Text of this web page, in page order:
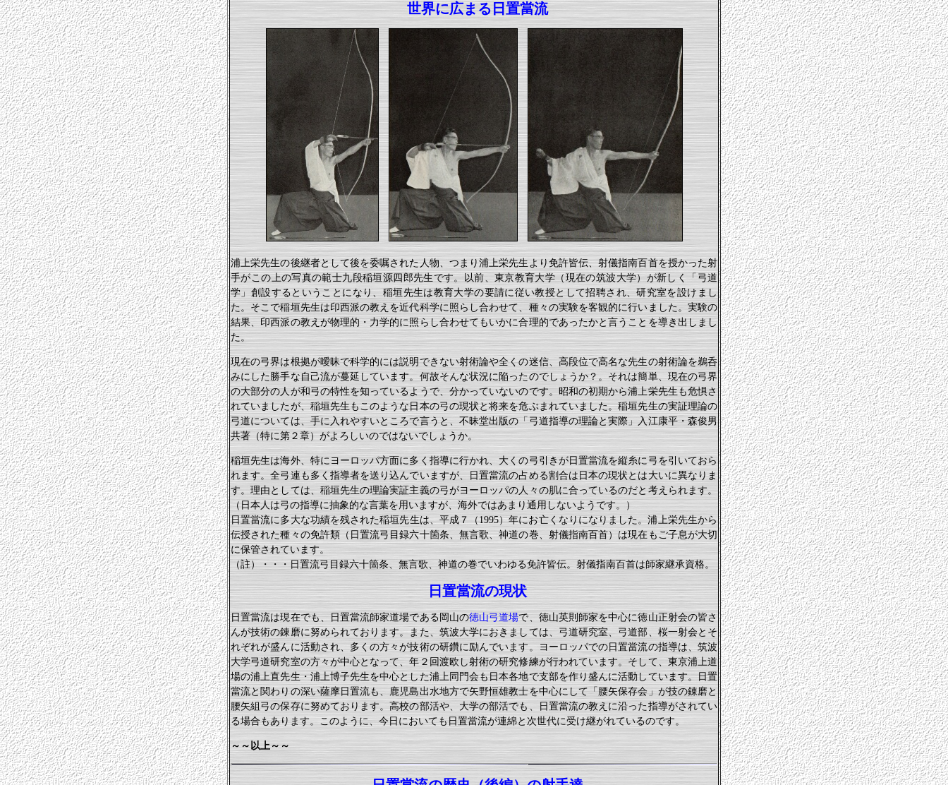
世界に広まる日置當流
浦上栄先生の後継者として後を委嘱された人物、つまり浦上栄先生より免許皆伝、射儀指南百首を授かった射
手がこの上の写真の範士九段稲垣源四郎先生です。以前、東京教育大学（現在の筑波大学）が新しく「弓道
学」創設するということになり、稲垣先生は教育大学の要請に従い教授として招聘され、研究室を設けまし
た。そこで稲垣先生は印西派の教えを近代科学に照らし合わせて、種々の実験を客観的に行いました。実験の
結果、印西派の教えが物理的・力学的に照らし合わせてもいかに合理的であったかと言うことを導き出しまし
た。
現在の弓界は根拠が曖昧で科学的には説明できない射術論や全くの迷信、高段位で高名な先生の射術論を鵜呑
みにした勝手な自己流が蔓延しています。何故そんな状況に陥ったのでしょうか？。それは簡単、現在の弓界
の大部分の人が和弓の特性を知っているようで、分かっていないのです。昭和の初期から浦上栄先生も危惧さ
れていましたが、稲垣先生もこのような日本の弓の現状と将来を危ぶまれていました。稲垣先生の実証理論の
弓道については、手に入れやすいところで言うと、不昧堂出版の「弓道指導の理論と実際」入江康平・森俊男
共著（特に第２章）がよろしいのではないでしょうか。
稲垣先生は海外、特にヨーロッパ方面に多く指導に行かれ、大くの弓引きが日置當流を縦糸に弓を引いておら
れます。全弓連も多く指導者を送り込んでいますが、日置當流の占める割合は日本の現状とは大いに異なりま
す。理由としては、稲垣先生の理論実証主義の弓がヨーロッパの人々の肌に合っているのだと考えられます。
（日本人は弓の指導に抽象的な言葉を用いますが、海外ではあまり通用しないようです。）
日置當流に多大な功績を残された稲垣先生は、平成７（1995）年にお亡くなりになりました。浦上栄先生から
伝授された種々の免許類（日置流弓目録六十箇条、無言歌、神道の巻、射儀指南百首）は現在もご子息が大切
に保管されています。
（註）・・・日置流弓目録六十箇条、無言歌、神道の巻でいわゆる免許皆伝。射儀指南百首は師家継承資格。
日置當流の現状
日置當流は現在でも、日置當流師家道場である岡山の徳山弓道場で、徳山英則師家を中心に徳山正射会の皆さ
んが技術の錬磨に努められております。また、筑波大学におきましては、弓道研究室、弓道部、桜一射会とそ
れぞれが盛んに活動され、多くの方々が技術の研鑽に励んでいます。ヨーロッパでの日置當流の指導は、筑波
大学弓道研究室の方々が中心となって、年２回渡欧し射術の研究修練が行われています。そして、東京浦上道
場の浦上直先生・浦上博子先生を中心とした浦上同門会も日本各地で支部を作り盛んに活動しています。日置
當流と関わりの深い薩摩日置流も、鹿児島出水地方で矢野恒雄教士を中心にして「腰矢保存会」が技の錬磨と
腰矢組弓の保存に努めております。高校の部活や、大学の部活でも、日置當流の教えに沿った指導がされてい
る場合もあります。このように、今日においても日置當流が連綿と次世代に受け継がれているのです。
～～以上～～